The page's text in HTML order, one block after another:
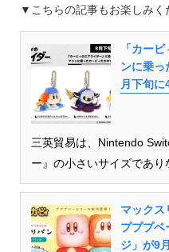
▼こちらの記事もお楽しみく
「カー
ンに乗っ
月下旬
三英貿易は、Nintendo
ー』の小さいサイズであり
マックス
プププベ
ジ」が9